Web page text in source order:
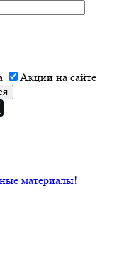
Акции на сайте
материалы!